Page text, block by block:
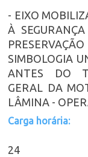
- EIXO
À
SIMBOLOGIA
ANTES DO
GERAL DA
LÂMINA -
Carga horária:
24